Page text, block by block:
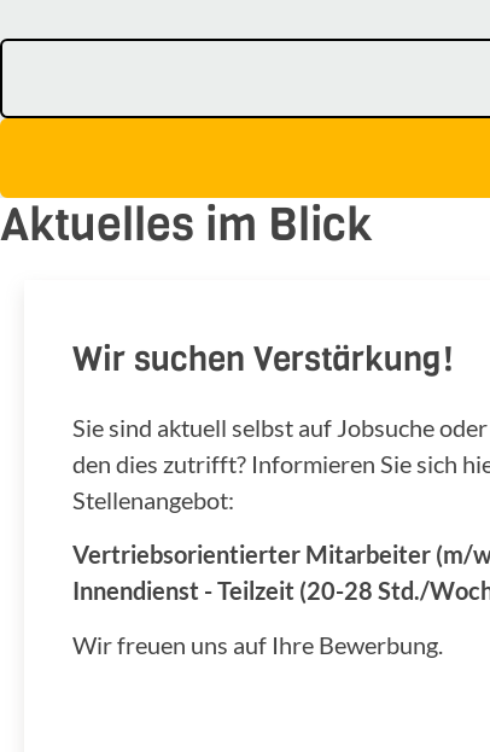
Aktuelles im Blick
Wir suchen Verstärkung!
Sie sind aktuell selbst auf Jobsuche
den dies zutrifft? Informieren Sie sich
Stellenangebot:
Vertriebsorientierter Mitarbeiter (m/
Innendienst - Teilzeit (20-28 Std./
Wir freuen uns auf Ihre Bewerbung.